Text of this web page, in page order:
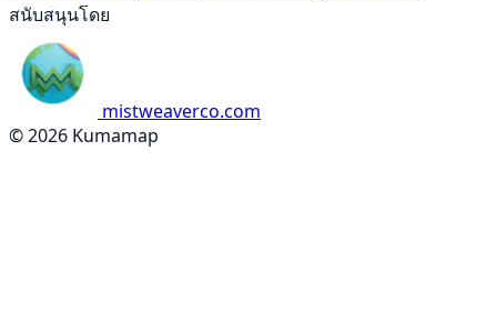
สนับสนุนโดย
mistweaverco.com
© 2026 Kumamap